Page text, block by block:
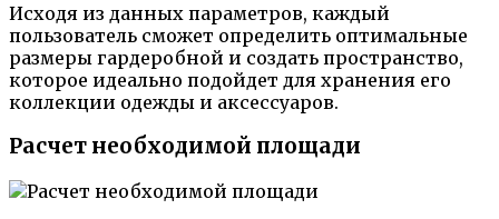
Исходя из данных параметров, каждый
пользователь сможет определить оптимальные
размеры гардеробной и создать пространство,
которое идеально подойдет для хранения его
коллекции одежды и аксессуаров.
Расчет необходимой площади